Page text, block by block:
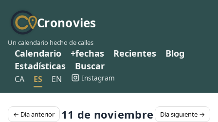
Cronovies
Un calendario hecho de calles
Calendario +fechas Recientes
Blog
Estadísticas
Buscar
CA ES EN Instagram
← Día anterior 11 de noviembre Día siguiente →